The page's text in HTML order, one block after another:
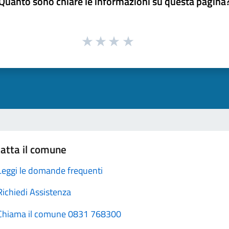
il comune
le domande frequenti
Assistenza
il comune 0831 768300